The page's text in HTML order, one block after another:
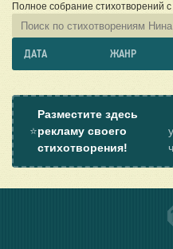
Полное собрание стихотворений
ДАТА ЖАНР
⭐
Разместите здесь
рекламу своего
стихотворения!